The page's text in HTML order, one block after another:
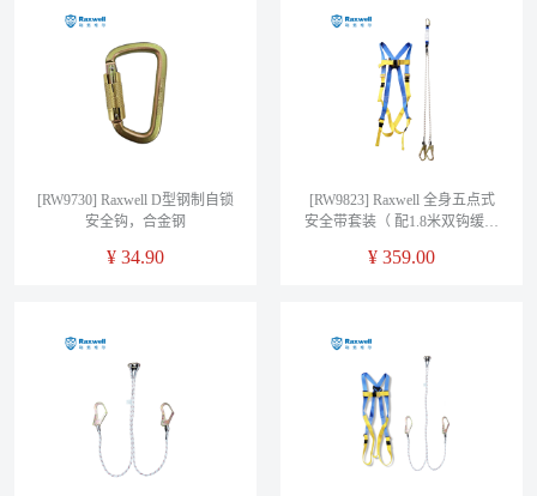
[RW9730] Raxwell D型钢制自锁
安全钩，合金钢
¥ 34.90
[RW9823] Raxwell 全身五点式
安全带套装（ 配1.8米双钩缓冲
套
¥359.00